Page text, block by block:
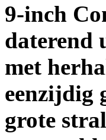
9-inch
daterend
met
eenzijdig
grote